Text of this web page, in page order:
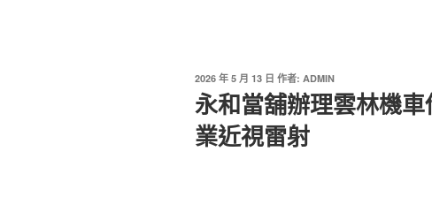
發
佈
於
2026 年 5 月 13 日 作者: ADMIN
永和當舖辦理雲林機
業近視雷射